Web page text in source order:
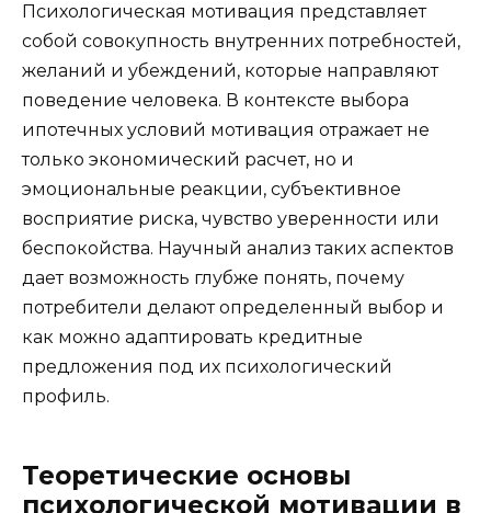
Психологическая мотивация представляет
собой совокупность внутренних потребностей,
желаний и убеждений, которые направляют
поведение человека. В контексте выбора
ипотечных условий мотивация отражает не
только экономический расчет, но и
эмоциональные реакции, субъективное
восприятие риска, чувство уверенности или
беспокойства. Научный анализ таких аспектов
дает возможность глубже понять, почему
потребители делают определенный выбор и
как можно адаптировать кредитные
предложения под их психологический
профиль.
Теоретические основы
психологической мотивации в